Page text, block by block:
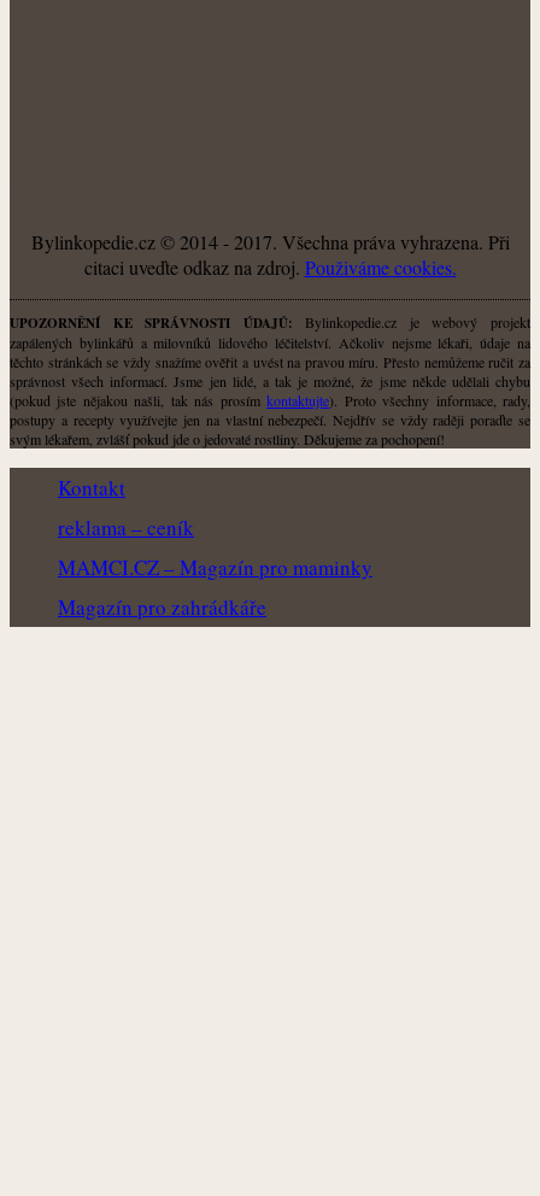
Bylinkopedie.cz © 2014 - 2017. Všechna práva vyhrazena. Při
citaci uveďte odkaz na zdroj. Použiváme cookies.
UPOZORNĚNÍ KE SPRÁVNOSTI ÚDAJŮ: Bylinkopedie.cz je webový projekt
zapálených bylinkářů a milovníků lidového léčitelství. Ačkoliv nejsme lékaři, údaje na
těchto stránkách se vždy snažíme ověřit a uvést na pravou míru. Přesto nemůžeme ručit za
správnost všech informací. Jsme jen lidé, a tak je možné, že jsme někde udělali chybu
(pokud jste nějakou našli, tak nás prosímkontaktujte). Proto všechny informace, rady,
postupy a recepty využívejte jen na vlastní nebezpečí. Nejdřív se vždy raději poraďte se
svým lékařem, zvlášť pokud jde o jedovaté rostliny. Děkujeme za pochopení!
Kontakt
reklama – ceník
MAMCI.CZ – Magazín pro maminky
Magazín pro zahrádkáře